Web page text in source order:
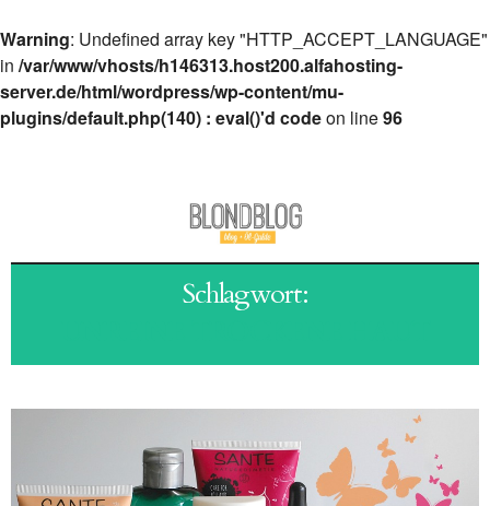
Warning: Undefined array key "HTTP_ACCEPT_LANGUAGE"
in /var/www/vhosts/h146313.host200.alfahosting-
server.de/html/wordpress/wp-content/mu-
plugins/default.php(140) : eval()'d codeon line96
Schlagwort: